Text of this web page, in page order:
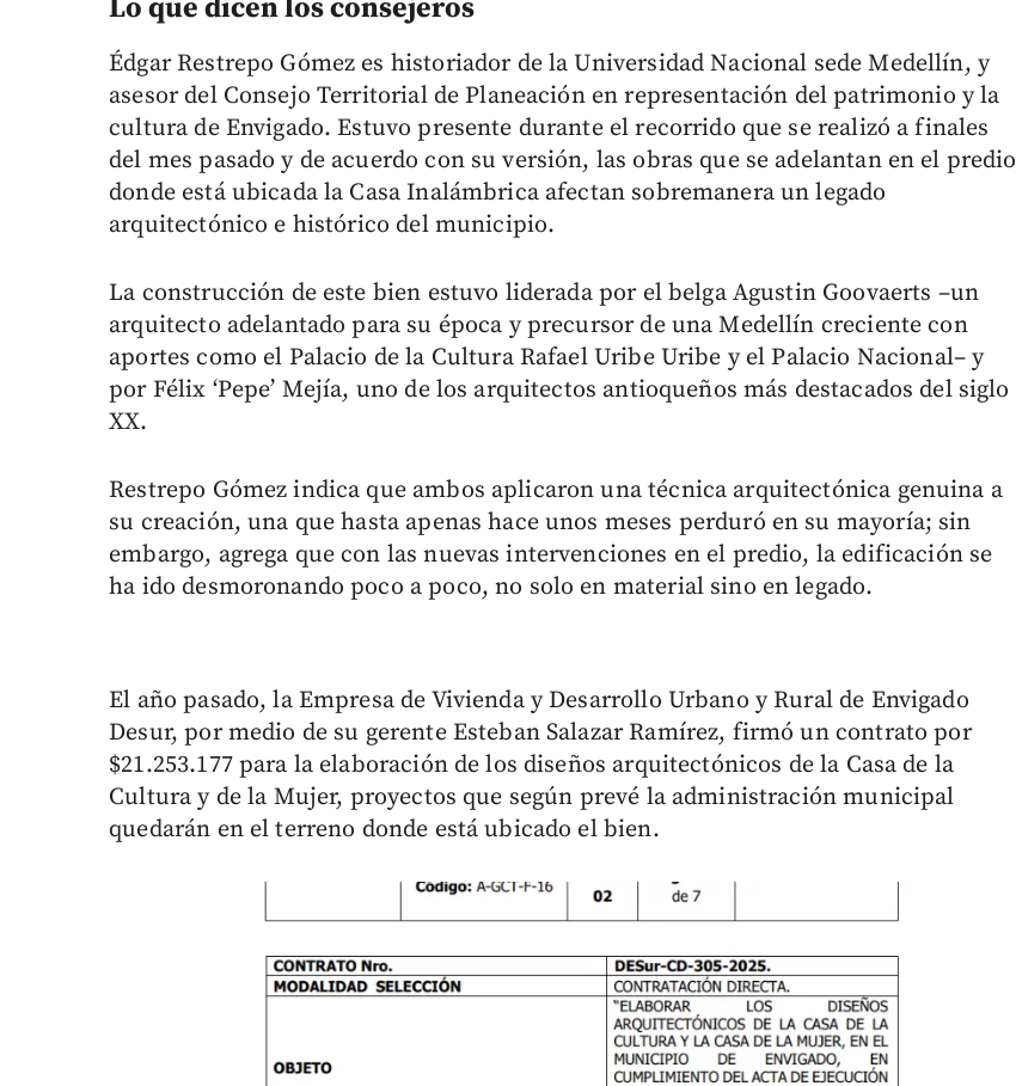
Lo que dicen los consejeros
Édgar Restrepo Gómez es historiador de la Universidad Nacional sede Medellín, y
asesor del Consejo Territorial de Planeación en representación del patrimonio y la
cultura de Envigado. Estuvo presente durante el recorrido que se realizó a finales
del mes pasado y de acuerdo con su versión, las obras que se adelantan en el predio
donde está ubicada la Casa Inalámbrica afectan sobremanera un legado
arquitectónico e histórico del municipio.
La construcción de este bien estuvo liderada por el belga Agustin Goovaerts –un
arquitecto adelantado para su época y precursor de una Medellín creciente con
aportes como el Palacio de la Cultura Rafael Uribe Uribe y el Palacio Nacional– y
por Félix ‘Pepe’ Mejía, uno de los arquitectos antioqueños más destacados del siglo
XX.
Restrepo Gómez indica que ambos aplicaron una técnica arquitectónica genuina a
su creación, una que hasta apenas hace unos meses perduró en su mayoría; sin
embargo, agrega que con las nuevas intervenciones en el predio, la edificación se
ha ido desmoronando poco a poco, no solo en material sino en legado.
El año pasado, la Empresa de Vivienda y Desarrollo Urbano y Rural de Envigado
Desur, por medio de su gerente Esteban Salazar Ramírez, firmó un contrato por
$21.253.177 para la elaboración de los diseños arquitectónicos de la Casa de la
Cultura y de la Mujer, proyectos que según prevé la administración municipal
quedarán en el terreno donde está ubicado el bien.